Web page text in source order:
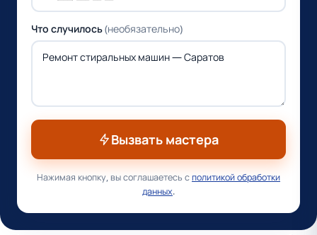
Что случилось(необязательно)
Вызвать мастера
Нажимая кнопку, вы соглашаетесь сполитикой обработки
данных.